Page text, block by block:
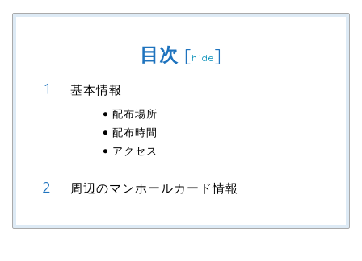
目次 [hide]
基本情報
配布場所
配布時間
アクセス
周辺のマンホールカード情報